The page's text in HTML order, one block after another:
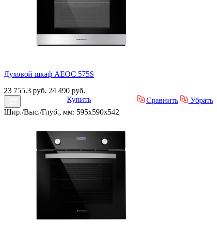
Духовой шкаф AEOC.575S
23 755.3 руб. 24 490 руб.
Купить
Сравнить
Убрать
Шир./Выс./Глуб., мм: 595x590x542